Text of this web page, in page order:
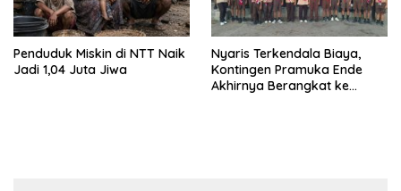
Penduduk Miskin di NTT Naik
Jadi 1,04 Juta Jiwa
Nyaris Terkendala Biaya,
Kontingen Pramuka Ende
Akhirnya Berangkat ke